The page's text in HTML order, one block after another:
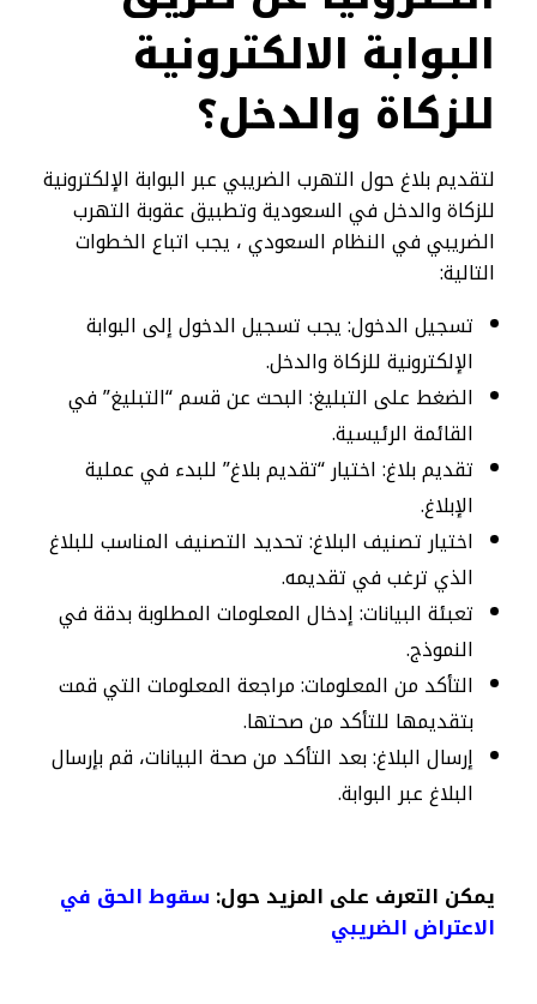
البوابة الالكترونية
للزكاة والدخل؟
لتقديم بلاغ حول التهرب الضريبي عبر البوابة الإلكترونية
للزكاة والدخل في السعودية وتطبيق عقوبة التهرب
الضريبي في النظام السعودي ، يجب اتباع الخطوات
التالية:
تسجيل الدخول: يجب تسجيل الدخول إلى البوابة
الإلكترونية للزكاة والدخل.
الضغط على التبليغ: البحث عن قسم “التبليغ” في
القائمة الرئيسية.
تقديم بلاغ: اختيار “تقديم بلاغ” للبدء في عملية
الإبلاغ.
اختيار تصنيف البلاغ: تحديد التصنيف المناسب للبلاغ
الذي ترغب في تقديمه.
تعبئة البيانات: إدخال المعلومات المطلوبة بدقة في
النموذج.
التأكد من المعلومات: مراجعة المعلومات التي قمت
بتقديمها للتأكد من صحتها.
إرسال البلاغ: بعد التأكد من صحة البيانات، قم بإرسال
البلاغ عبر البوابة.
يمكن التعرف على المزيد حول: سقوط الحق في
الاعتراض الضريبي